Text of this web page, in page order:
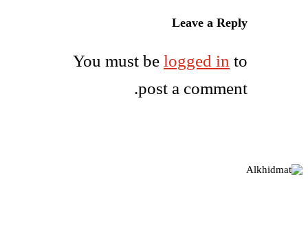
Leave a Reply
You must be logged in to
post a comment.